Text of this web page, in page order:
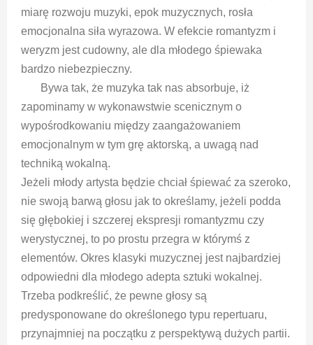
miarę rozwoju muzyki, epok muzycznych, rosła
emocjonalna siła wyrazowa. W efekcie romantyzm i
weryzm jest cudowny, ale dla młodego śpiewaka
bardzo niebezpieczny.
Bywa tak, że muzyka tak nas absorbuje, iż
zapominamy w wykonawstwie scenicznym o
wypośrodkowaniu między zaangażowaniem
emocjonalnym w tym grę aktorską, a uwagą nad
techniką wokalną.
Jeżeli młody artysta będzie chciał śpiewać za szeroko,
nie swoją barwą głosu jak to określamy, jeżeli podda
się głębokiej i szczerej ekspresji romantyzmu czy
werystycznej, to po prostu przegra w którymś z
elementów. Okres klasyki muzycznej jest najbardziej
odpowiedni dla młodego adepta sztuki wokalnej.
Trzeba podkreślić, że pewne głosy są
predysponowane do określonego typu repertuaru,
przynajmniej na początku z perspektywą dużych partii.